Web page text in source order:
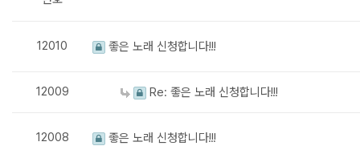
12010 좋은 노래 신청합니다!!!
12009 Re: 좋은 노래 신청합니다!!!
12008 좋은 노래 신청합니다!!!